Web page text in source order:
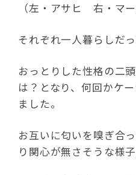
（左・アサヒ 右・マー
それぞれ一人暮らしだ
おっとりした性格の二
は？となり、何回かケ
ました。
お互いに匂いを嗅ぎ合
り関心が無さそうな様子